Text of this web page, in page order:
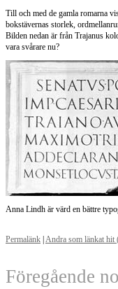
Till och med de gamla romarna
bokstävernas storlek,
Bilden nedan är från Trajanus
vara svårare nu?
Anna Lindh är värd en bättre
Permalänk Andra som länkat hit
Föregående